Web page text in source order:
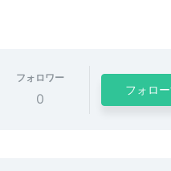
フォロワー
0
フォロ